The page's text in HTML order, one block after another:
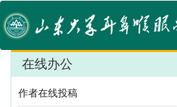
在线办公
作者在线投稿